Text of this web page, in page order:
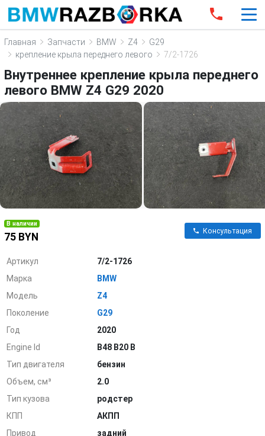
Главная Запчасти BMW Z4
G29
крепление крыла переднего левого
7/2-1726
Внутреннее крепление крыла переднего
левого BMW Z4 G29 2020
В наличии
75 BYN
Консультация
Артикул
7/2-1726
Марка
BMW
Модель
Z4
Поколение
G29
Год
2020
Engine Id
B48 B20 B
Тип двигателя
бензин
Объем, см³
2.0
Тип кузова
родстер
КПП
АКПП
Привод
задний